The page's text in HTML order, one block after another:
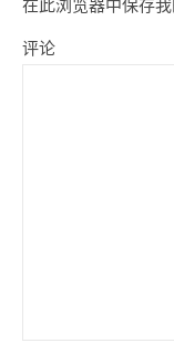
在此浏览器中保存
评论